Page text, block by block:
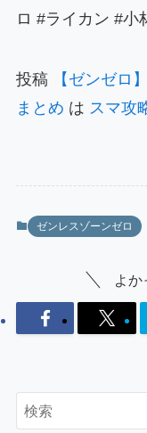
ロ #ライカン #小
投稿
【ゼンゼロ
まとめ は スマ攻
ゼンレスゾーンゼロ
よか